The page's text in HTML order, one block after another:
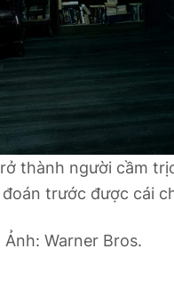
thành người cầm
đoán trước được cái
Ảnh: Warner Bros.